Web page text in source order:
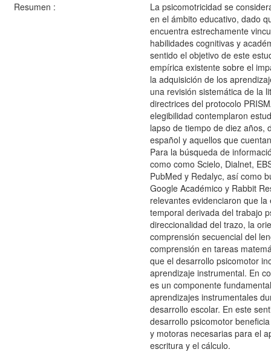
Resumen :
La psicomotricidad se
en el ámbito educativo, dado
encuentra estrechamente
habilidades cognitivas y
sentido el objetivo de este
empírica existente sobre el
la adquisición de los
una revisión sistemática de la
directrices del protocolo
elegibilidad contemplaron
lapso de tiempo de diez años,
español y aquellos que
Para la búsqueda de
como como Scielo, Dialnet,
PubMed y Redalyc, así como
Google Académico y Rabbit
relevantes evidenciaron que
temporal derivada del trabajo
direccionalidad del trazo, la
comprensión secuencial del
comprensión en tareas
que el desarrollo psicomotor
aprendizaje instrumental. En
es un componente
aprendizajes instrumentales
desarrollo escolar. En este
desarrollo psicomotor
y motoras necesarias para el
escritura y el cálculo.